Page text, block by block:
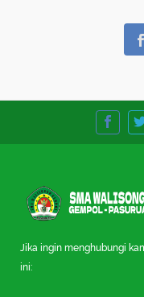
Jika ingin menghubungi
ini: